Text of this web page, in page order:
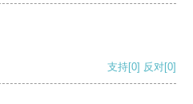
支持[0] 反对[0]